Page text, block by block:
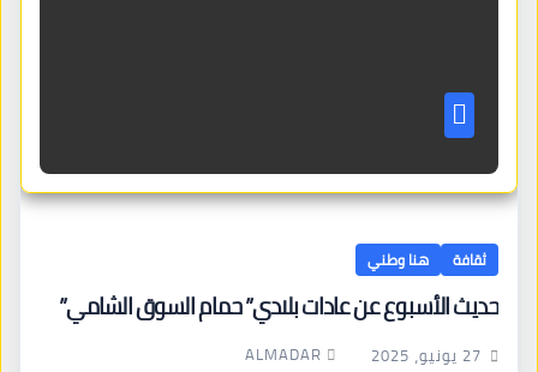
ثقافة هنا وطني
حديث الأسبوع عن عادات بلادي” حمام السوق الشامي”
27 يونيو، 2025 ALMADAR